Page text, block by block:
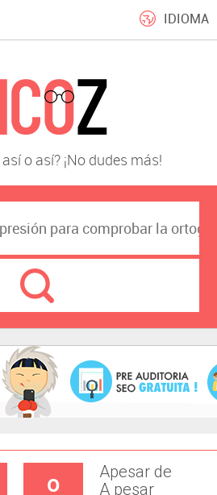
IDIOMA
o así? ¡No dudes más!
Apesar de
o
A pesar